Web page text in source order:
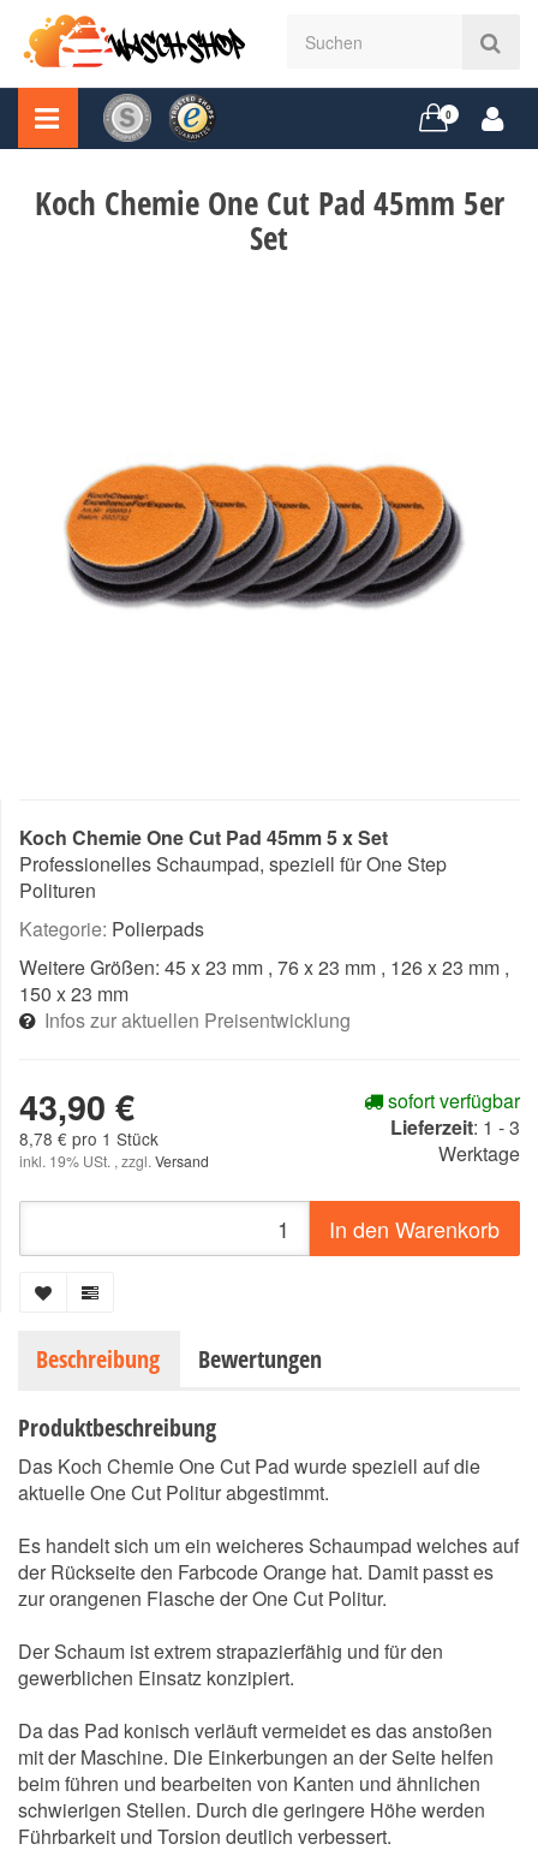
0
Koch Chemie One Cut Pad 45mm 5er
Set
Koch Chemie One Cut Pad 45mm 5 x Set
Professionelles Schaumpad, speziell für One Step
Polituren
Kategorie: Polierpads
Weitere Größen: 45 x 23 mm , 76 x 23 mm , 126 x 23 mm ,
150 x 23 mm
Infos zur aktuellen Preisentwicklung
43,90 €
8,78 € pro 1 Stück
inkl. 19% USt. , zzgl. Versand
sofort verfügbar
Lieferzeit: 1 - 3
Werktage
In den Warenkorb
Beschreibung Bewertungen
Produktbeschreibung
Das Koch Chemie One Cut Pad wurde speziell auf die
aktuelle One Cut Politur abgestimmt.
Es handelt sich um ein weicheres Schaumpad welches auf
der Rückseite den Farbcode Orange hat. Damit passt es
zur orangenen Flasche der One Cut Politur.
Der Schaum ist extrem strapazierfähig und für den
gewerblichen Einsatz konzipiert.
Da das Pad konisch verläuft vermeidet es das anstoßen
mit der Maschine. Die Einkerbungen an der Seite helfen
beim führen und bearbeiten von Kanten und ähnlichen
schwierigen Stellen. Durch die geringere Höhe werden
Führbarkeit und Torsion deutlich verbessert.